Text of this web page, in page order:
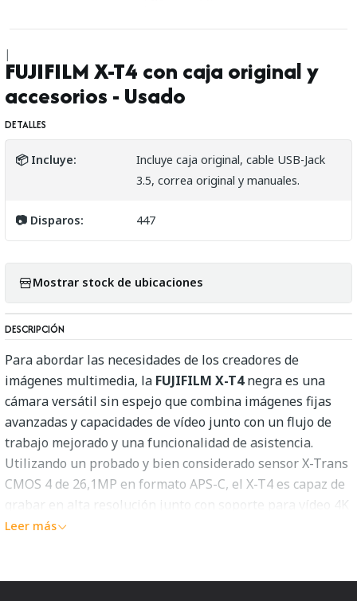
|
FUJIFILM X-T4 con caja original y
accesorios - Usado
DETALLES
📦 Incluye:
Incluye caja original, cable USB-Jack
3.5, correa original y manuales.
📷 Disparos: 447
Mostrar stock de ubicaciones
DESCRIPCIÓN
Para abordar las necesidades de los creadores de
imágenes multimedia, la FUJIFILM X-T4negra es una
cámara versátil sin espejo que combina imágenes fijas
avanzadas y capacidades de vídeo junto con un flujo de
trabajo mejorado y una funcionalidad de asistencia.
Utilizando un probado y bien considerado sensor X-Trans
CMOS 4 de 26,1MP en formato APS-C, el X-T4 es capaz de
grabar en alta resolución junto con soporte para vídeo 4K
DCI/UHD a 60 fps, grabación Full HD de hasta 240 fps,
sensor ofrece un ruido reducido y una mayor claridad
Leer más